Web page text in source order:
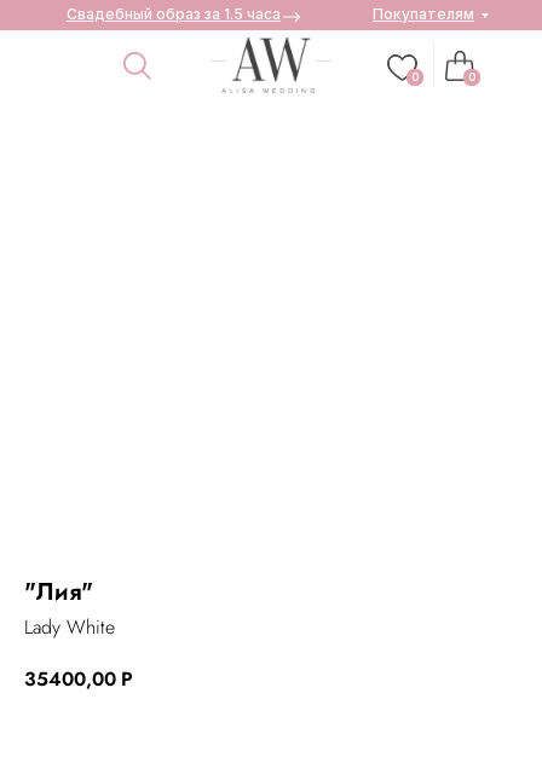
0
0
Покупателям
Свадебный образ за 1.5 часа
"Лия"
Lady White
35400,00 Р